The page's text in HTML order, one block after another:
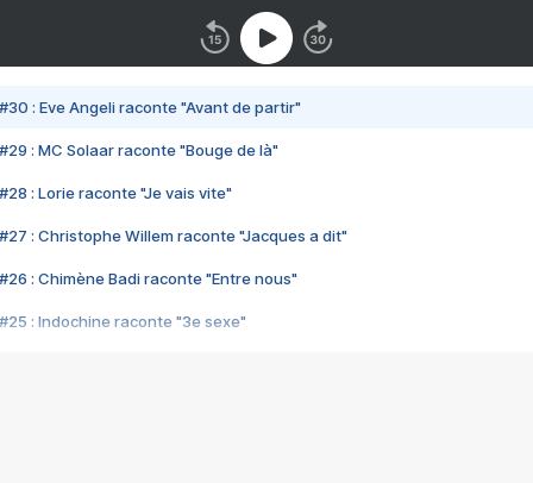
#30 : Eve Angeli raconte "Avant de partir"
#29 : MC Solaar raconte "Bouge de là"
#28 : Lorie raconte "Je vais vite"
#27 : Christophe Willem raconte "Jacques a dit"
#26 : Chimène Badi raconte "Entre nous"
#25 : Indochine raconte "3e sexe"